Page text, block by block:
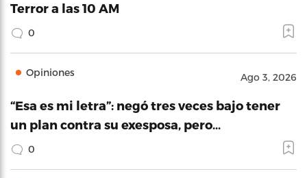
Terror a las 10 AM
0
Opiniones Ago 3, 2026
“Esa es mi letra”: negó tres veces bajo tener
un plan contra su exesposa, pero…
0